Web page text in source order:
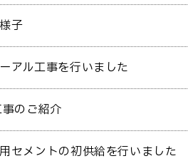
子
アル工事を行いました
のご紹介
セメントの初供給を行いました